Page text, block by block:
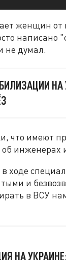
женщин от
написано
не думал.
НА
что имеют
об инженерах
ходе
и
в ВСУ
НА